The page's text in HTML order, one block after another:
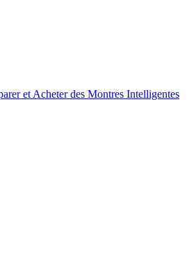
et Acheter des Montres Intelligentes